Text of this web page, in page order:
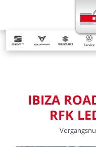
IBIZA
RFK